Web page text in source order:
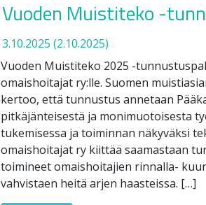
Vuoden Muistiteko -
3.10.2025 (2.10.2025)
Vuoden Muistiteko 2025 -
omaishoitajat ry:lle. Suomen
kertoo, että tunnustus annetaan
pitkäjänteisestä ja monimuotoisesta
tukemisessa ja toiminnan näkyväksi
omaishoitajat ry kiittää saamastaan
toimineet omaishoitajien rinnalla-
vahvistaen heitä arjen haasteissa. […]